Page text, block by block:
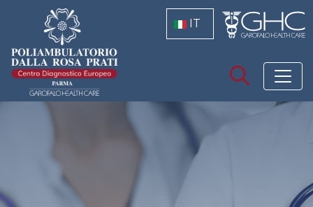
Salta al contenuto principale
IT